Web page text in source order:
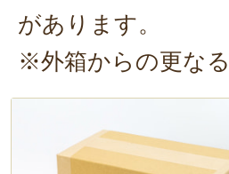
があります。
※外箱からの更な